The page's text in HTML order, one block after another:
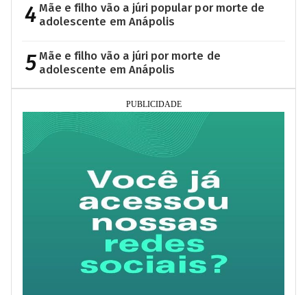
4 Mãe e filho vão a júri popular por morte de
adolescente em Anápolis
5 Mãe e filho vão a júri por morte de
adolescente em Anápolis